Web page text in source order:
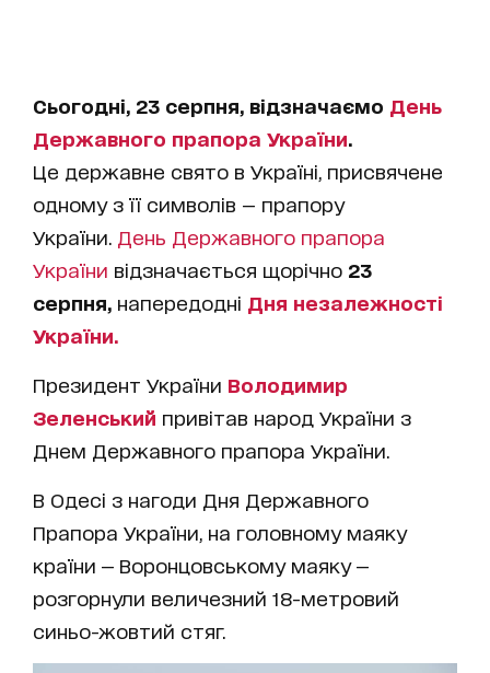
Сьогодні, 23 серпня, відзначаємо День
Державного прапора України.
Це державне свято в Україні, присвячене
одному з її символів — прапору
України. День Державного прапора
України відзначається щорічно 23
серпня, напередодні Дня незалежності
України.
Президент України Володимир
Зеленський привітав народ України з
Днем Державного прапора України.
В Одесі з нагоди Дня Державного
Прапора України, на головному маяку
країни — Воронцовському маяку —
розгорнули величезний 18-метровий
синьо-жовтий стяг.